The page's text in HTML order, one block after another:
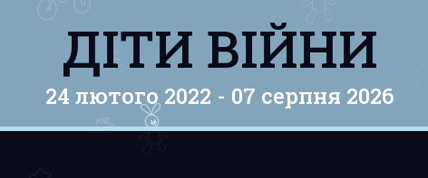
ДІТИ ВІЙНИ
24 лютого 2022 - 07 серпня 2026